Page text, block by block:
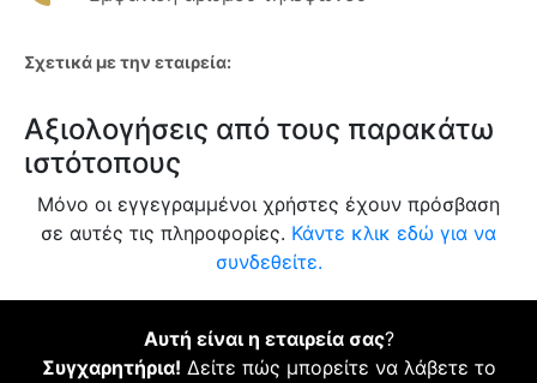
Σχετικά με την εταιρεία:
Αξιολογήσεις από τους παρακάτω
ιστότοπους
Μόνο οι εγγεγραμμένοι χρήστες έχουν πρόσβαση
σε αυτές τις πληροφορίες. Κάντε κλικ εδώ για να
συνδεθείτε.
Αυτή είναι η εταιρεία σας?
Συγχαρητήρια! Δείτε πώς μπορείτε να λάβετε το